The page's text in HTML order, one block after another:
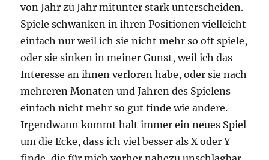
von Jahr zu Jahr mitunter stark unterscheiden.
Spiele schwanken in ihren Positionen vielleicht
einfach nur weil ich sie nicht mehr so oft spiele,
oder sie sinken in meiner Gunst, weil ich das
Interesse an ihnen verloren habe, oder sie nach
mehreren Monaten und Jahren des Spielens
einfach nicht mehr so gut finde wie andere.
Irgendwann kommt halt immer ein neues Spiel
um die Ecke, dass ich viel besser als X oder Y